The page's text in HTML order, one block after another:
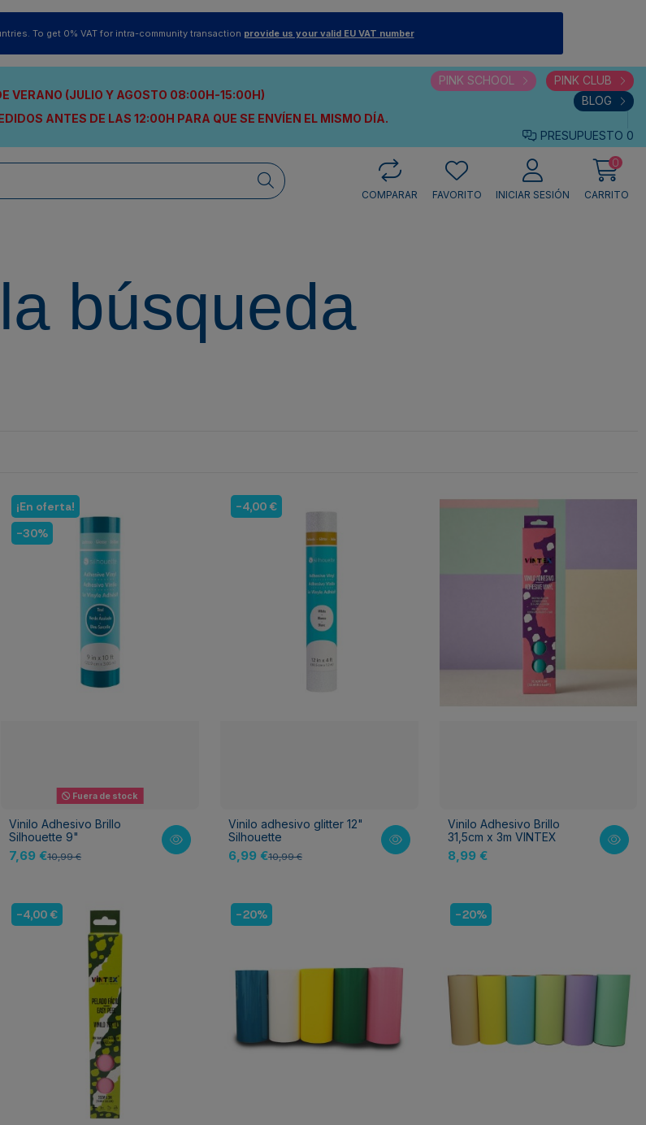
To get 0% VAT for intra-community transaction provide us your valid EU VAT number
VERANO (JULIO Y AGOSTO 08:00H-15:00H)
ANTES DE LAS 12:00H PARA QUE SE ENVÍEN EL MISMO DÍA.
PINK SCHOOL
PINK CLUB
BLOG
PRESUPUESTO 0
COMPARAR
FAVORITO INICIAR SESIÓN
0
CARRITO
búsqueda
¡En oferta!
-30%
Fuera de stock
Vinilo Adhesivo Brillo
Silhouette 9"
7,69 €10,99 €
-4,00 €
Vinilo adhesivo glitter 12"
Silhouette
6,99 €10,99 €
Vinilo Adhesivo Brillo
31,5cm x 3m VINTEX
8,99 €
-4,00 € -20% -20%